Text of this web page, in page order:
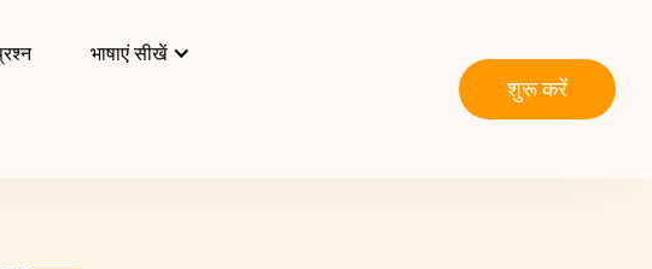
भाषाएं सीखें
शुरू करें